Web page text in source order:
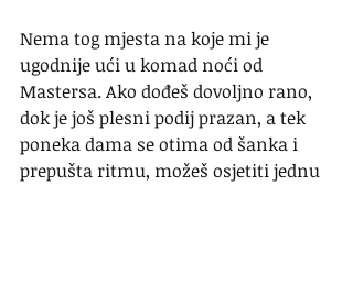
Nema tog mjesta na koje mi je
ugodnije ući u komad noći od
Mastersa. Ako dođeš dovoljno rano,
dok je još plesni podij prazan, a tek
poneka dama se otima od šanka i
prepušta ritmu, možeš osjetiti jednu